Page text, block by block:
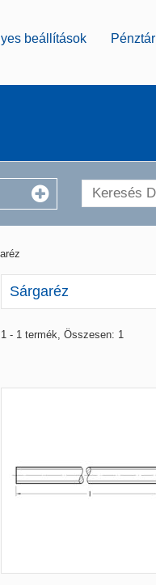
beállítások Pénztár
Sárgaréz
1 - 1 termék, Összesen: 1